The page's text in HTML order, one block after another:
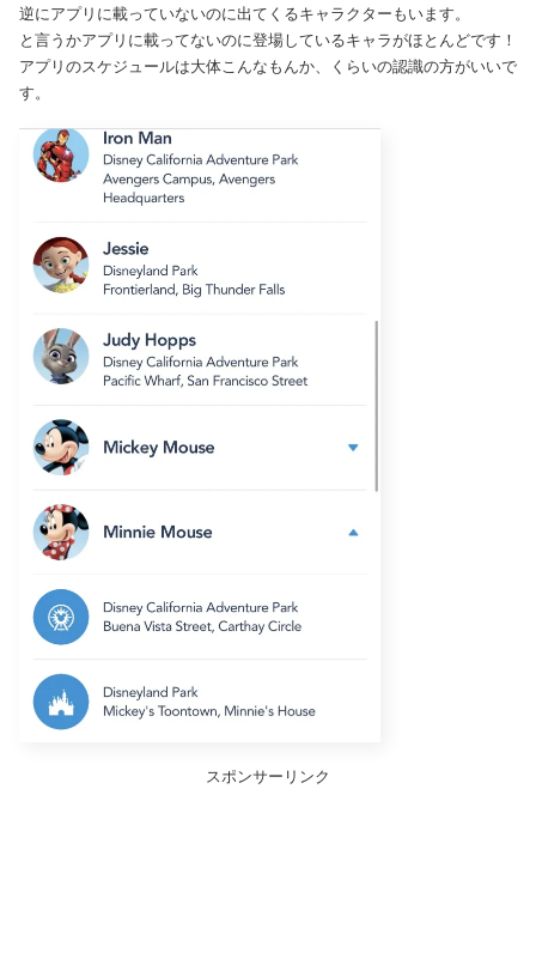
逆にアプリに載っていないのに出てくるキャラクターもいます。
と言うかアプリに載ってないのに登場しているキャラがほとんどです！
アプリのスケジュールは大体こんなもんか、くらいの認識の方がいいで
す。
スポンサーリンク